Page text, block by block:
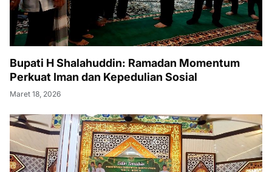
Bupati H Shalahuddin: Ramadan Momentum
Perkuat Iman dan Kepedulian Sosial
Maret 18, 2026